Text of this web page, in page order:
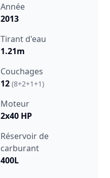
Année
2013
Tirant d'eau
1.21m
Couchages
12 (8+2+1+1)
Moteur
2x40 HP
Réservoir de
carburant
400L